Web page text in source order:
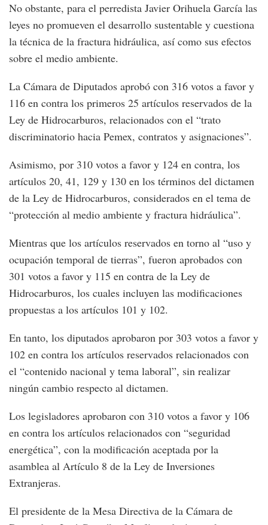
No obstante, para el perredista Javier Orihuela García las
leyes no promueven el desarrollo sustentable y cuestiona
la técnica de la fractura hidráulica, así como sus efectos
sobre el medio ambiente.
La Cámara de Diputados aprobó con 316 votos a favor y
116 en contra los primeros 25 artículos reservados de la
Ley de Hidrocarburos, relacionados con el “trato
discriminatorio hacia Pemex, contratos y asignaciones”.
Asimismo, por 310 votos a favor y 124 en contra, los
artículos 20, 41, 129 y 130 en los términos del dictamen
de la Ley de Hidrocarburos, considerados en el tema de
“protección al medio ambiente y fractura hidráulica”.
Mientras que los artículos reservados en torno al “uso y
ocupación temporal de tierras”, fueron aprobados con
301 votos a favor y 115 en contra de la Ley de
Hidrocarburos, los cuales incluyen las modificaciones
propuestas a los artículos 101 y 102.
En tanto, los diputados aprobaron por 303 votos a favor y
102 en contra los artículos reservados relacionados con
el “contenido nacional y tema laboral”, sin realizar
ningún cambio respecto al dictamen.
Los legisladores aprobaron con 310 votos a favor y 106
en contra los artículos relacionados con “seguridad
energética”, con la modificación aceptada por la
asamblea al Artículo 8 de la Ley de Inversiones
Extranjeras.
El presidente de la Mesa Directiva de la Cámara de